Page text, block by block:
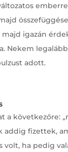
igazán
Nekem
adott.
addig fizettek,
volt, ha pedig